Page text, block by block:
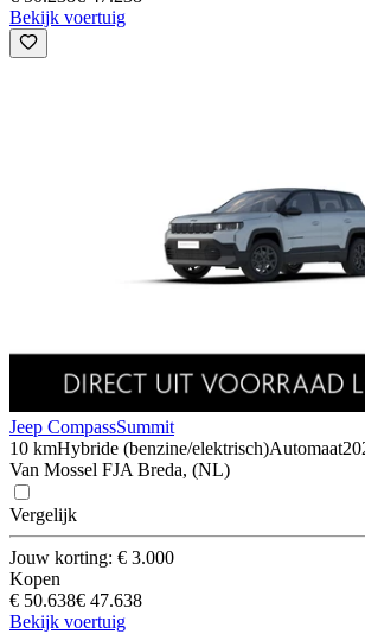
Bekijk voertuig
Jeep CompassSummit
10 kmHybride (benzine/elektrisch)Automaat
Van Mossel FJA Breda, (NL)
Vergelijk
Jouw korting: € 3.000
Kopen
€ 50.638€ 47.638
Bekijk voertuig